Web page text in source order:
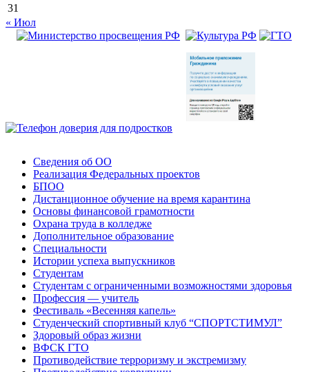
31
« Июл
Сведения об ОО
Реализация Федеральных проектов
БПОО
Дистанционное обучение на время карантина
Основы финансовой грамотности
Охрана труда в колледже
Дополнительное образование
Специальности
Истории успеха выпускников
Студентам
Студентам с ограниченными возможностями здоровья
Профессия — учитель
Фестиваль «Весенняя капель»
Студенческий спортивный клуб “СПОРТСТИМУЛ”
Здоровый образ жизни
ВФСК ГТО
Противодействие терроризму и экстремизму